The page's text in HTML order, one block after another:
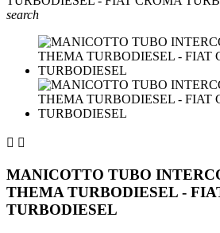
search
 
MANICOTTO TUBO
THEMA TURBODIESEL -
TURBODIESEL